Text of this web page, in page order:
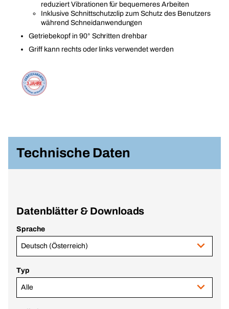
reduziert Vibrationen für bequemeres Arbeiten
Inklusive Schnittschutzclip zum Schutz des Benutzers
während Schneidanwendungen
Getriebekopf in 90° Schritten drehbar
Griff kann rechts oder links verwendet werden
Technische Daten
Datenblätter & Downloads
Sprache
Deutsch (Österreich)
Typ
Alle